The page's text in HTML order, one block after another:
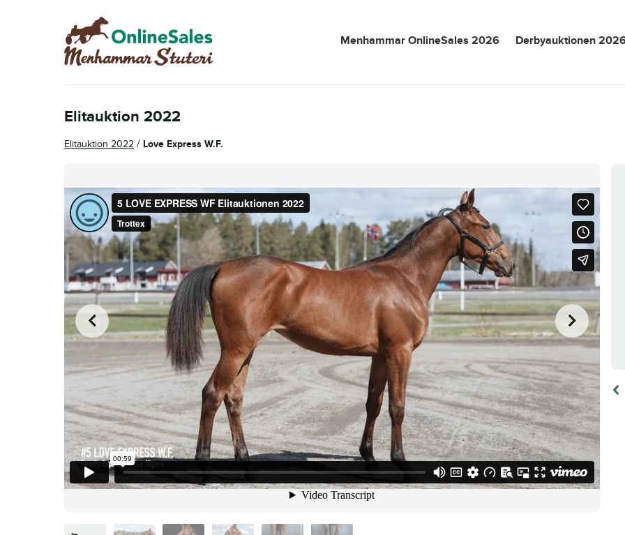
Hoppa
till
navigering
Hoppa
till
innehåll
Menhammar OnlineSales 2026 Derbyauktionen
Elitauktion 2022
Elitauktion 2022 / Love Express W.F.